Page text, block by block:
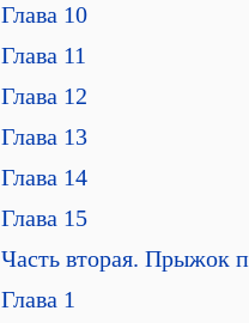
Глава 10
Глава 11
Глава 12
Глава 13
Глава 14
Глава 15
Часть вторая. Прыжок
Глава 1